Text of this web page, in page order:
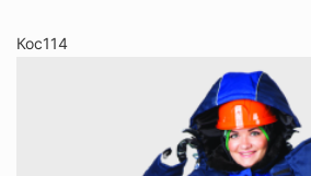
Кос114